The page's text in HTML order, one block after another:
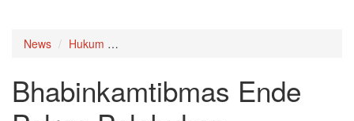
News Hukum
Bhabinkamtibmas Ende